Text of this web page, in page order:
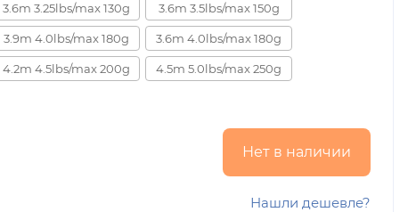
3.6m 3.25lbs/max 130g 3.6m 3.5lbs/max 150g
3.9m 4.0lbs/max 180g 3.6m 4.0lbs/max 180g
4.2m 4.5lbs/max 200g 4.5m 5.0lbs/max 250g
Нет в наличии
Нашли дешевле?